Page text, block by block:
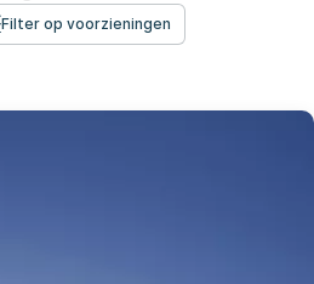
Filter op voorzieningen